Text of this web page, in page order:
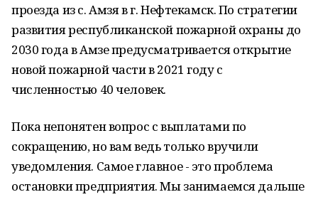
проезда из с. Амзя в г. Нефтекамск. По стратегии
развития республиканской пожарной охраны до
2030 года в Амзе предусматривается открытие
новой пожарной части в 2021 году с
численностью 40 человек.
Пока непонятен вопрос с выплатами по
сокращению, но вам ведь только вручили
уведомления. Самое главное - это проблема
остановки предприятия. Мы занимаемся дальше